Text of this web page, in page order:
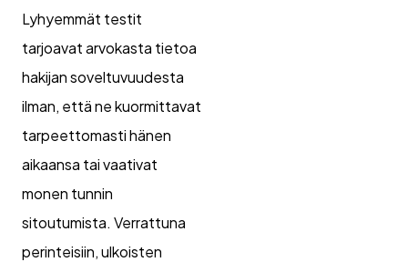
Lyhyemmät testit
tarjoavat arvokasta tietoa
hakijan soveltuvuudesta
ilman, että ne kuormittavat
tarpeettomasti hänen
aikaansa tai vaativat
monen tunnin
sitoutumista. Verrattuna
perinteisiin, ulkoisten